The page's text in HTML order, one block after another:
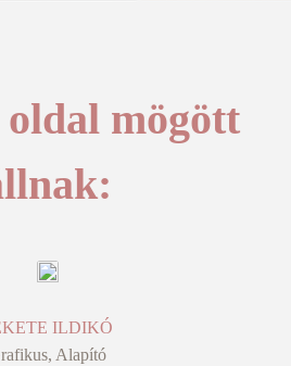
mögött
ILDIKÓ
Alapító